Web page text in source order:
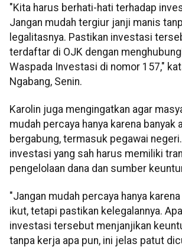
"Kita harus berhati-hati terhadap
Jangan mudah tergiur janji manis
legalitasnya. Pastikan investasi
terdaftar di OJK dengan
Waspada Investasi di nomor 157,"
Ngabang, Senin.
Karolin juga mengingatkan agar
mudah percaya hanya karena banyak
bergabung, termasuk pegawai
investasi yang sah harus memiliki
pengelolaan dana dan sumber
"Jangan mudah percaya hanya
ikut, tetapi pastikan kelegalannya.
investasi tersebut menjanjikan
tanpa kerja apa pun, ini jelas patut